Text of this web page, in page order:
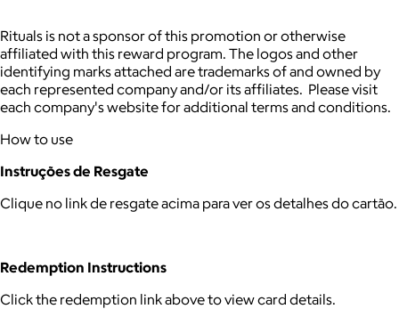
Rituals is not a sponsor of this promotion or otherwise
affiliated with this reward program. The logos and other
identifying marks attached are trademarks of and owned by
each represented company and/or its affiliates. Please visit
each company's website for additional terms and conditions.
How to use
Instruções de Resgate
Clique no link de resgate acima para ver os detalhes do cartão.
Redemption Instructions
Click the redemption link above to view card details.